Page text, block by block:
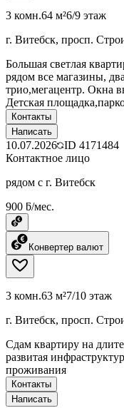
3 комн.64 м²6/9 этаж
г. Витебск, просп.
Большая светлая
рядом все магазины,
трио,мегацентр. Окна
Детская
Контакты
Написать
10.07.2026 ID 4171484
Контактное лицо
рядом с г. Витебск
900 ƃ/мес.
Конвертер валют
3 комн.63 м²7/10 этаж
г. Витебск, просп.
Сдам квартиру на
развитая
проживания
Контакты
Написать